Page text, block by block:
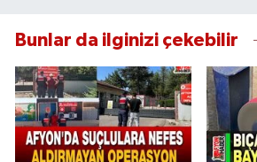
Bunlar da ilginizi çekebilir